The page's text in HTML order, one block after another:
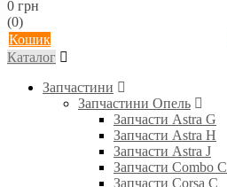
0 грн
(0)
Кошик
Каталог
Запчастини
Запчастини Опель
Запчасти Astra G
Запчасти Astra H
Запчасти Astra J
Запчасти Combo C
Запчасти Corsa C